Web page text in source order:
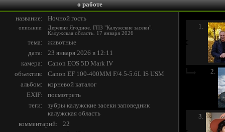
о работе
название:
Ночной гость
описание:
Деревня Ягодное. ГПЗ "Калужские засеки".
Калужская область. 17 января 2026
тема:
животные
дата:
23 января 2026 в 12:11
камера:
Canon EOS 5D Mark IV
объектив:
Canon EF 100-400MM F/4.5-5.6L IS USM
альбом:
корневой каталог
EXIF:
посмотреть
теги:
зубры калужские засеки заповедник
калужская область
комментарий:
22
1.
2.
3.